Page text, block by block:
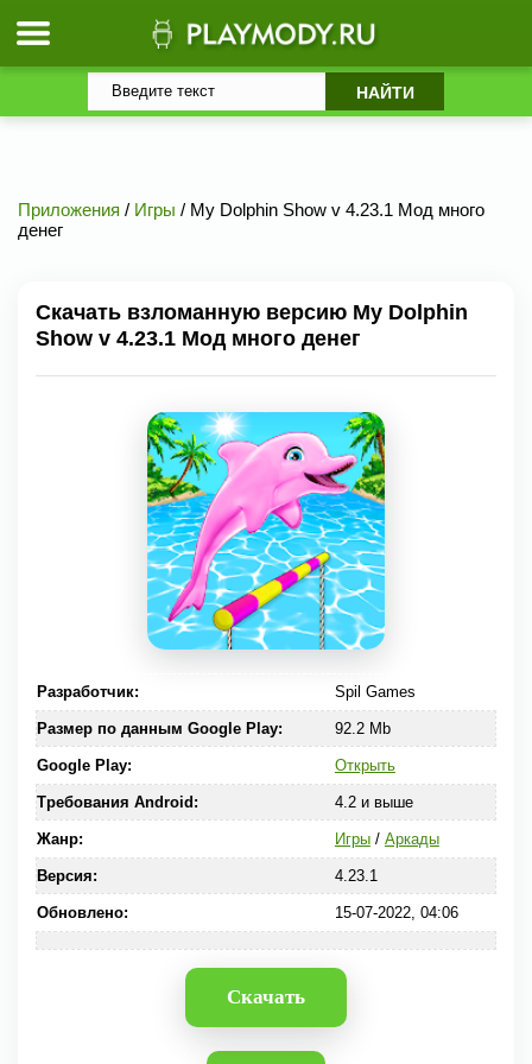
Приложения / Игры / My Dolphin Show v 4.23.1 Мод много
денег
Скачать взломанную версию My Dolphin
Show v 4.23.1 Мод много денег
Разработчик: Spil Games
Размер по данным Google Play: 92.2 Mb
Google Play: Открыть
Требования Android: 4.2 и выше
Жанр: Игры/ Аркады
Версия: 4.23.1
Обновлено: 15-07-2022, 04:06
Скачать